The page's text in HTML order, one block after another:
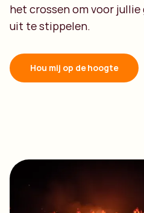
het crossen om voor
uit te stippelen.
Hou mij op de hoogte